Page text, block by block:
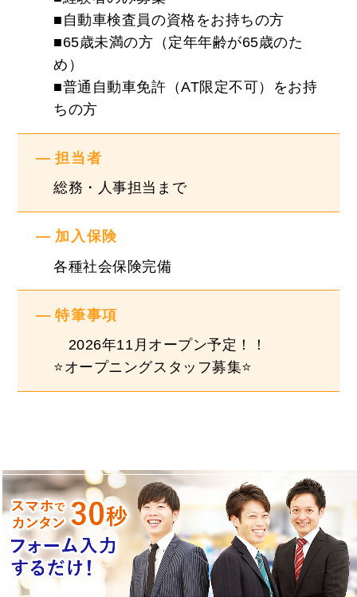
ください！！
https://www.instagram.com/finetrust_recruit/
※試用期間(３ヶ月)は待遇に変更はありません。
■自動車検査員の資格をお持ちの方
■65歳未満の方（定年年齢が65歳のた
め）
■普通自動車免許（AT限定不可）をお持
ちの方
担当者
総務・人事担当まで
加入保険
各種社会保険完備
特筆事項
2026年11月オープン予定！！
⭐オープニングスタッフ募集⭐